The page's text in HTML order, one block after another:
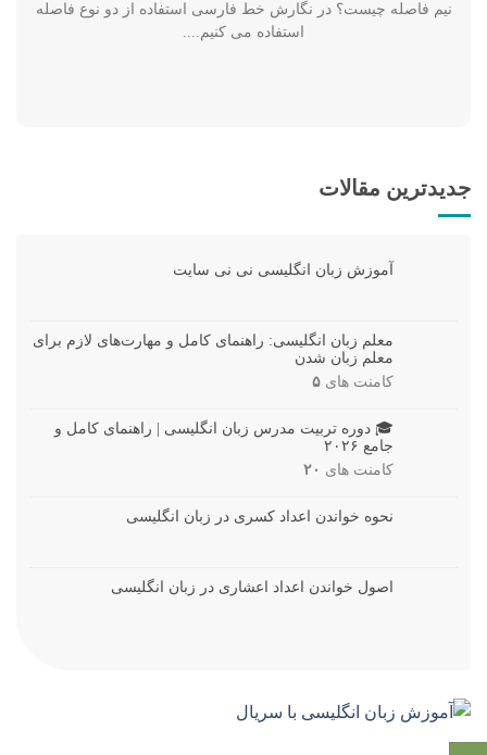
جدیدترین مقالات
آموزش زبان انگلیسی نی نی سایت
معلم زبان انگلیسی: راهنمای کامل و مهارت‌های لازم برای
معلم زبان شدن
کامنت های ۵
🎓 دوره تربیت مدرس زبان انگلیسی | راهنمای کامل و
جامع ۲۰۲۶
کامنت های ۲۰
نحوه خواندن اعداد کسری در زبان انگلیسی
اصول خواندن اعداد اعشاری در زبان انگلیسی
نیم فاصله چیست؟ در نگارش خط فارسی استفاده از دو نوع فاصله
استفاده می کنیم....